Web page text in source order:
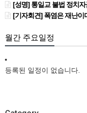
[성명] 통일교 불법 정치자
[기자회견] 폭염은 재난이다! 폭염으로부터 안
월간 주요일정
등록된 일정이 없습니다.